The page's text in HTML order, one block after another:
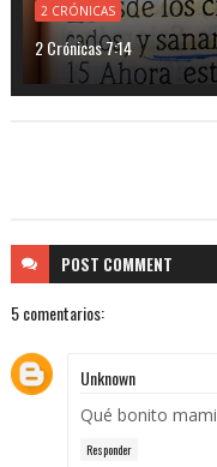
2 CRÓNICAS
2 Crónicas 7:14
POST COMMENT
5 comentarios:
Unknown
Qué bonito
Responder